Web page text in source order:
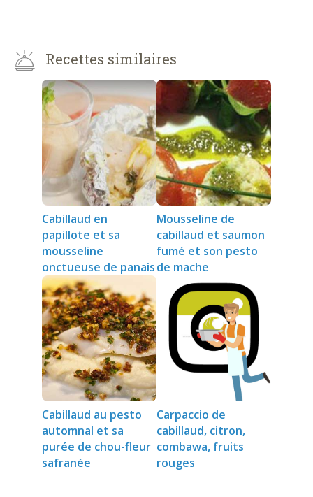
Recettes similaires
Cabillaud en
papillote et sa
mousseline
onctueuse de panais
Mousseline de
cabillaud et saumon
fumé et son pesto
de mache
Cabillaud au pesto
automnal et sa
purée de chou-fleur
safranée
Carpaccio de
cabillaud, citron,
combawa, fruits
rouges